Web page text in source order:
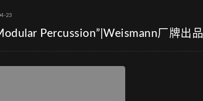
23
Percussion”|Weismann厂牌出品